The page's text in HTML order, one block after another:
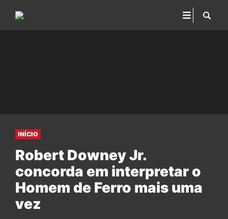
INÍCIO
Robert Downey Jr.
concorda em interpretar o
Homem de Ferro mais uma
vez